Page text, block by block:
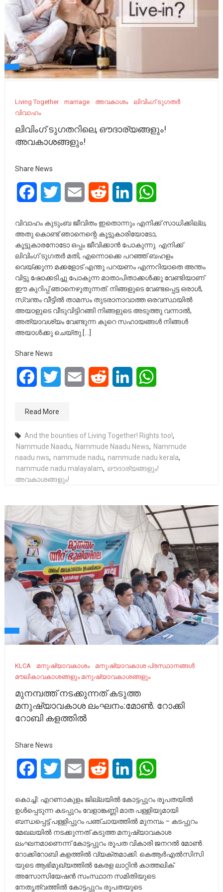
Living Together marriage അവകാശം
ലിവിംഗ് ടുഗതർ
വിവാഹം
ലിവിംഗ് ടുഗതറിലെ, ഔദാര്യങ്ങളും!
അവകാശങ്ങളും!
Share News
FacebookTwitter Email Reddit LinkedIn
വിവാഹം കുടുംബ ജീവിതം ഇതൊന്നും എനിക്ക് സാധിക്കില്ല,
അതു കൊണ്ട് ഞാനെന്റെ കൂട്ടുകാരിയോടോ,
കൂട്ടുകാരനോടോ ഒപ്പം ജീവിക്കാൻ പോകുന്നു. എനിക്ക്
ലിവിംഗ് ടുഗതർ മതി, എന്നൊക്കെ പറഞ്ഞ് ബഹളം
വെയ്ക്കുന്ന മക്കളോട് എന്തു പറയണം എന്നറിയാതെ അന്തം
വിട്ടു ഷോക്കടിച്ചു പോകുന്ന മാതാപിതാക്കൾക്കു വേണ്ടിയാണ്
ഈ കുറിപ്പ് ഞാനെഴുതുന്നത്. നിങ്ങളുടെ വേണ്ടപ്പെട്ട ഒരാൾ,
സ്വന്തം വീട്ടിൽ താമസം തുടരാനാവാത്ത ഒരവസ്ഥയിൽ
അയാളുടെ വീടുവിട്ടിറങ്ങി നിങ്ങളുടെ അടുത്തു വന്നാൽ,
അത്യാവശ്യം വേണ്ടുന്ന കുറെ സഹായങ്ങൾ നിങ്ങൾ
അയാൾക്കു ചെയ്തു […]
Share News
FacebookTwitter Email Reddit LinkedIn
Read More
And the bounties of Living Together! Rights too!,
Nammude Naadu, Nammude Naadu News, Nammude
naadu nws, nammude nadu, nammude nadu kerala,
nammude nadu malayalam, ഔദാര്യങ്ങളും!
അവകാശങ്ങളും!
KLCA മനുഷ്യാവകാശം
മനുഷ്യാവകാശ പ്രസ്ഥാനങ്ങൾ
മൗലികാവകാശങ്ങളും മനുഷ്യാവകാശങ്ങളും
മുനമ്പത്ത് നടക്കുന്നത് കടുത്ത
മനുഷ്യാവകാശ ലംഘനം:മോണ്‍. റോക്കി
റോബി കളത്തില്‍
Share News
FacebookTwitter Email Reddit LinkedIn
കൊച്ചി: എറണാകുളം ജില്ലയില്‍ കോട്ടപ്പുറം രൂപതയില്‍
ഉള്‍പ്പെടുന്ന കടപ്പുറം വേളാങ്കണ്ണി മാത പള്ളിയുമായി
ബന്ധപ്പെട്ട് പള്ളിപ്പുറം പഞ്ചായത്തില്‍ മുനമ്പം – കടപ്പുറം
മേഖലയില്‍ നടക്കുന്നത് കടുത്ത മനുഷ്യാവകാശ
ലംഘനമാണെന്ന് കോട്ടപ്പുറം രൂപത വികാരി ജനറല്‍ മോണ്‍.
റോക്കിറോബി കളത്തില്‍ വ്യക്തമാക്കി. കെആര്‍എല്‍സിസി
യുടെ ആഭിമുഖ്യത്തില്‍ കേരള ലാറ്റിന്‍ കാത്തലിക്
അസോസിയേഷന്‍ സംസ്ഥാന സമിതിയുടെ
നേതൃത്വത്തില്‍ കോട്ടപ്പുറം രൂപതയുടെ